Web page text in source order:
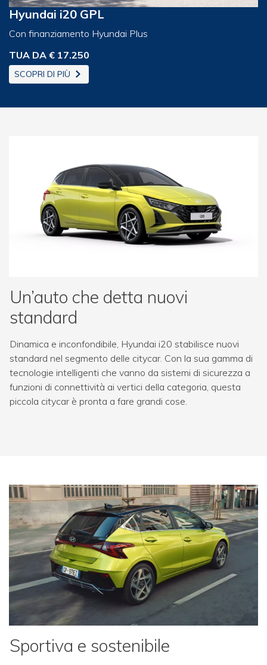
Hyundai i20 GPL
Con finanziamento Hyundai Plus
TUA DA € 17.250
SCOPRI DI PIÙ
Un’auto che detta nuovi
standard
Dinamica e inconfondibile, Hyundai i20 stabilisce nuovi
standard nel segmento delle citycar. Con la sua gamma di
tecnologie intelligenti che vanno da sistemi di sicurezza a
funzioni di connettività ai vertici della categoria, questa
piccola citycar è pronta a fare grandi cose.
Sportiva e sostenibile